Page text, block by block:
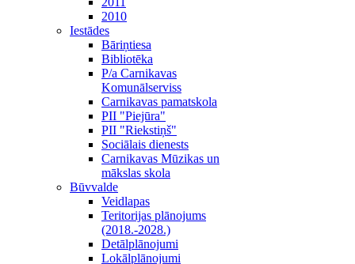
2010
Iestādes
Bāriņtiesa
Bibliotēka
P/a Carnikavas
Komunālserviss
Carnikavas pamatskola
PII "Piejūra"
PII "Riekstiņš"
Sociālais dienests
Carnikavas Mūzikas un
mākslas skola
Būvvalde
Veidlapas
Teritorijas plānojums
(2018.-2028.)
Detālplānojumi
Lokālplānojumi